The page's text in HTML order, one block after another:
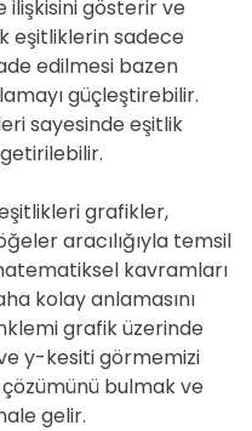
gösterir ve
eşitliklerin sadece
edilmesi bazen
güçleştirebilir.
sayesinde eşitlik
grafikler,
aracılığıyla temsil
kavramları
kolay anlamasını
grafik üzerinde
y-kesiti görmemizi
bulmak ve
gelir.